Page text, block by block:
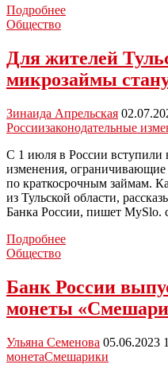
ПодробнееБанк
схему
финансовых
Общество
Для жителей
микрозаймы
Зинаида Апрельская
Россиизаконодательные
С 1 июля в России вступили
изменения, ограничивающие
по краткосрочным займам.
из Тульской области,
Банка России, пишет MySlo.
ПодробнееДля
области
микрозаймы
станут
Общество
Банк России
монеты
Ульяна Семенова 05.06.2023
монетаСмешарики